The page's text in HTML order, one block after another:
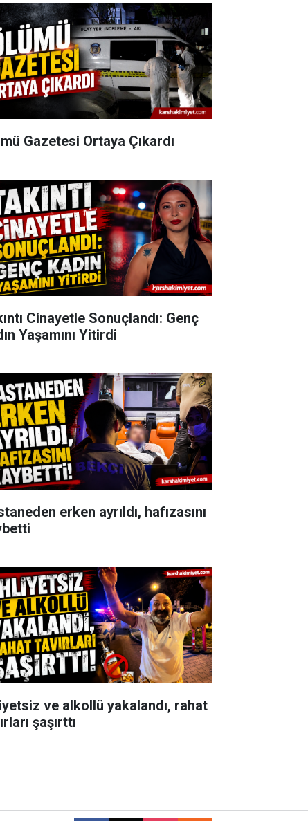
Gazetesi Ortaya Çıkardı
Cinayetle Sonuçlandı: Genç
Yaşamını Yitirdi
erken ayrıldı, hafızasını
ve alkollü yakalandı, rahat
şaşırttı